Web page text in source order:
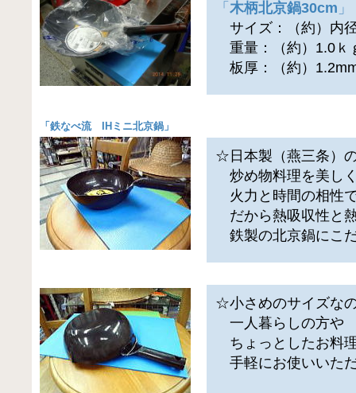
「木柄北京鍋30cm 」
サイズ：（約）内
重量：（約）1.0ｋ
板厚：（約）
「 鉄なべ流 IHミニ北京鍋 」
☆日本製（燕三条）
炒め物料理を美し
火力と時間の相性
だから熱吸収性と
鉄製の北京鍋にこ
☆小さめのサイズな
一人暮らしの方や
ちょっとしたお料
手軽にお使いいた